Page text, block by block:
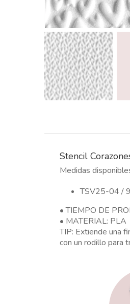
Stencil
Medidas
TSV25-04 /
• TIEMPO DE
• MATERIAL: PLA
TIP: Extiende una
con un rodillo para